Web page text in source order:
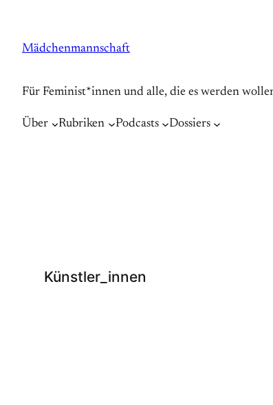
springen
Mädchenmannschaft
Für Feminist*innen und alle, die es werden
Über Rubriken Podcasts Dossiers
Künstler_innen